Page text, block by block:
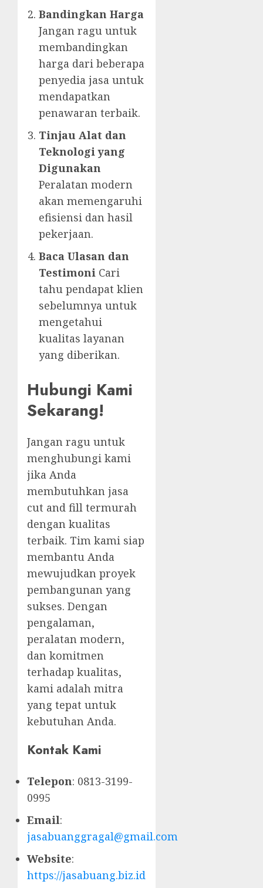
Bandingkan Harga
Jangan ragu untuk
membandingkan
harga dari beberapa
penyedia jasa untuk
mendapatkan
penawaran terbaik.
Tinjau Alat dan
Teknologi yang
Digunakan
Peralatan modern
akan memengaruhi
efisiensi dan hasil
pekerjaan.
Baca Ulasan dan
Testimoni Cari
tahu pendapat klien
sebelumnya untuk
mengetahui
kualitas layanan
yang diberikan.
Hubungi Kami
Sekarang!
Jangan ragu untuk
menghubungi kami
jika Anda
membutuhkan jasa
cut and fill termurah
dengan kualitas
terbaik. Tim kami siap
membantu Anda
mewujudkan proyek
pembangunan yang
sukses. Dengan
pengalaman,
peralatan modern,
dan komitmen
terhadap kualitas,
kami adalah mitra
yang tepat untuk
kebutuhan Anda.
Kontak Kami
Telepon: 0813-3199-
0995
Email:
jasabuanggragal@gmail.com
Website:
https://jasabuang.biz.id